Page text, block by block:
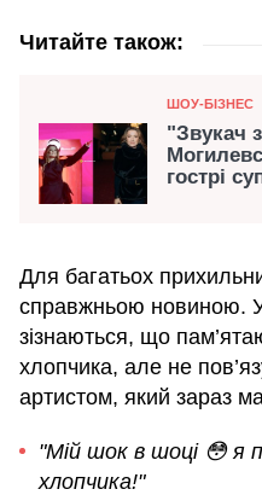
Читайте також:
Категорія
ШОУ-БІЗНЕС
"Звукач
гострі
Для багатьох
справжньою новиною.
зізнаються, що
хлопчика, але не
артистом, який зараз
"Мій шок в шоці 😳 я
хлопчика!"